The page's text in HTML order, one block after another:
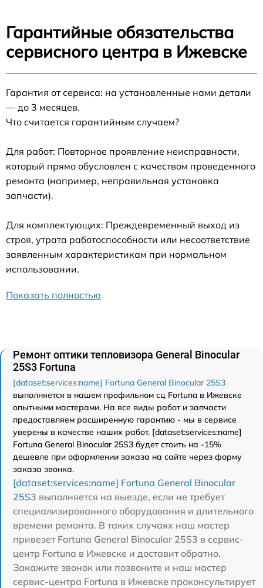
Гарантийные обязательства
сервисного центра в Ижевске
Гарантия от сервиса: на установленные нами детали
— до 3 месяцев.
Что считается гарантийным случаем?
Для работ: Повторное проявление неисправности,
который прямо обусловлен с качеством проведенного
ремонта (например, неправильная установка
запчасти).
Для комплектующих: Преждевременный выход из
строя, утрата работоспособности или несоответствие
заявленным характеристикам при нормальном
использовании.
Показать полностью
Ремонт оптики тепловизора General Binocular
25S3 Fortuna
[dataset:services:name] Fortuna General Binocular 25S3
выполняется в нашем профильном сц Fortuna в Ижевске
опытными мастерами. На все виды работ и запчасти
предоставляем расширенную гарантию - мы в сервисе
уверены в качестве наших работ. [dataset:services:name]
Fortuna General Binocular 25S3 будет стоить на -15%
дешевле при оформлении заказа на сайте через форму
заказа звонка.
[dataset:services:name] Fortuna General Binocular
25S3 выполняется на выезде, если не требует
специализированного оборудования и длительного
времени ремонта. В таких случаях наш мастер
привезет Fortuna General Binocular 25S3 в сервис-
центр Fortuna в Ижевске и доставит обратно.
Закажите звонок или позвоните и наш мастер
сервис-центра Fortuna в Ижевске проконсультирует